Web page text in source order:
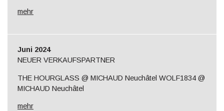
mehr
Juni 2024
NEUER VERKAUFSPARTNER
THE HOURGLASS @ MICHAUD Neuchâtel WOLF1834 @
MICHAUD Neuchâtel
mehr